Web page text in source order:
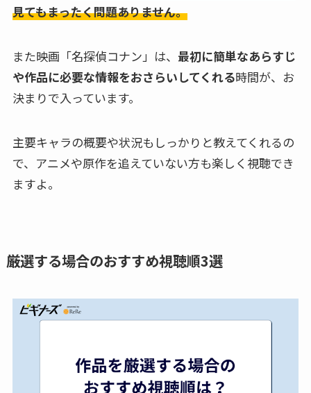
見てもまったく問題ありません。
また映画「名探偵コナン」は、 最初に簡単なあらすじ
や作品に必要な情報をおさらいしてくれる時間が、お
決まりで入っています。
主要キャラの概要や状況もしっかりと教えてくれるの
で、アニメや原作を追えていない方も楽しく視聴でき
ますよ。
厳選する場合のおすすめ視聴順3選